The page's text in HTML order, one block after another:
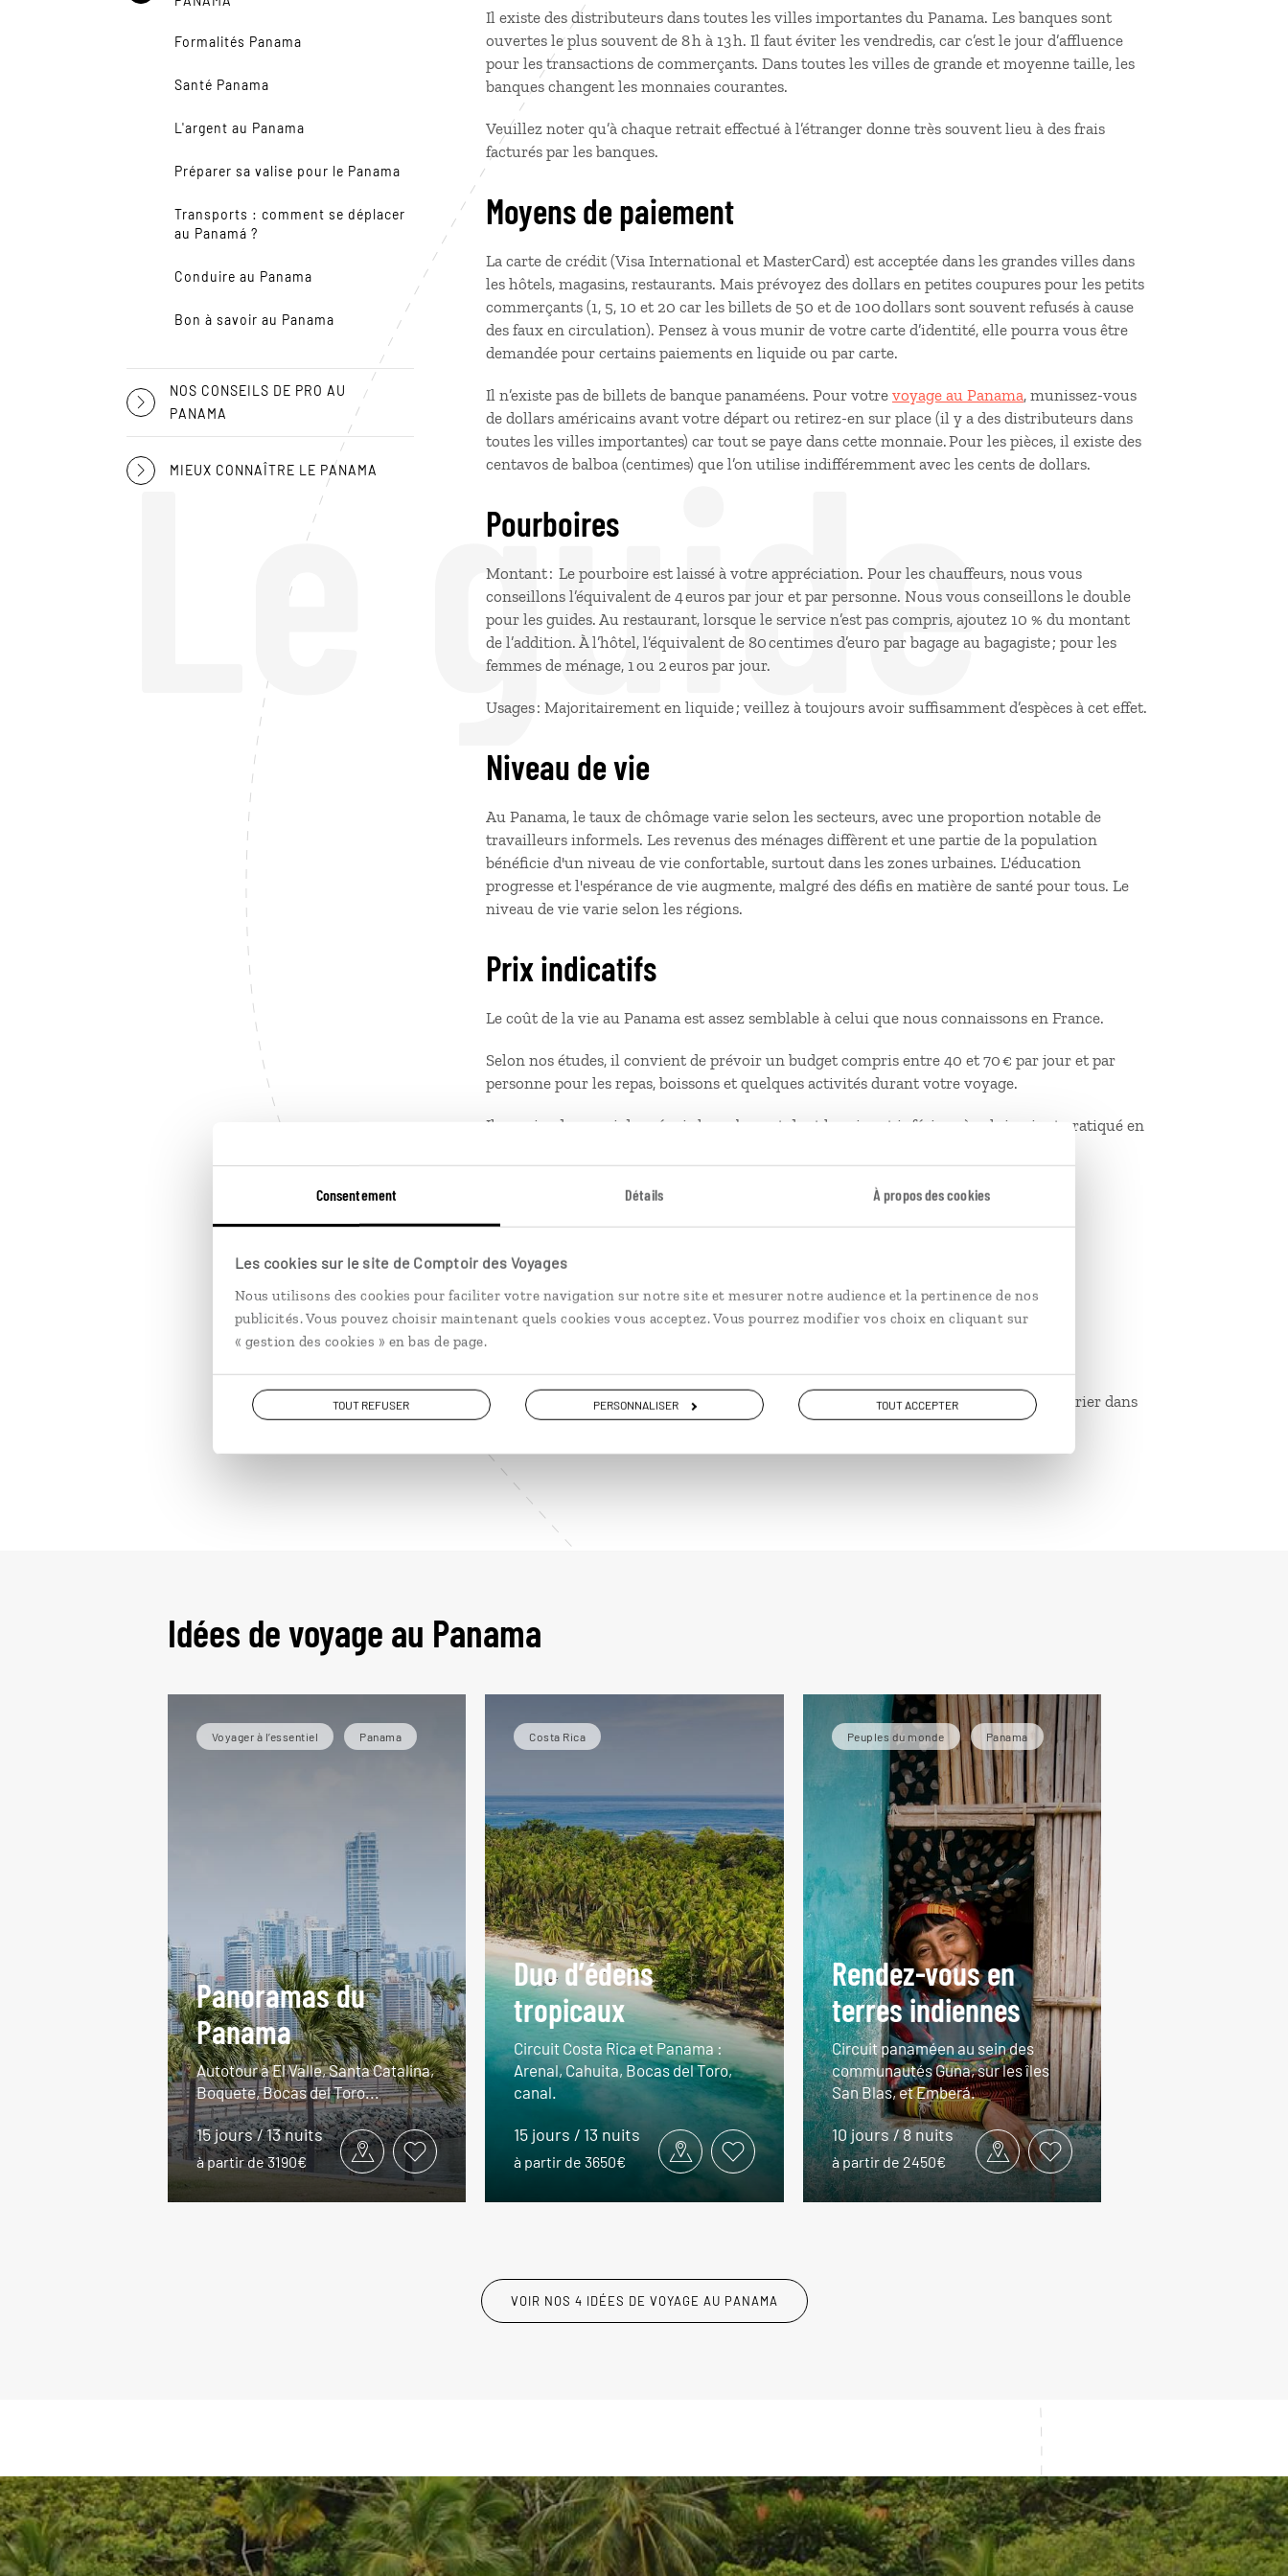
Consentement Détails À propos des cookies
Les cookies sur le site de Comptoir des Voyages
Nous utilisons des cookies pour faciliter votre navigation sur notre site et mesurer notre audience et la pertinence de nos
publicités. Vous pouvez choisir maintenant quels cookies vous acceptez. Vous pourrez modifier vos choix en cliquant sur
« gestion des cookies » en bas de page.
TOUT REFUSER PERSONNALISER TOUT ACCEPTER
Le guide
Formalités Panama
Santé Panama
L'argent au Panama
Préparer sa valise pour le Panama
Transports : comment se déplacer
au Panamá ?
Conduire au Panama
Bon à savoir au Panama
NOS CONSEILS DE PRO AU
PANAMA
MIEUX CONNAÎTRE LE PANAMA
Il existe des distributeurs dans toutes les villes importantes du Panama. Les banques sont
ouvertes le plus souvent de 8 h à 13 h. Il faut éviter les vendredis, car c’est le jour d’affluence
pour les transactions de commerçants. Dans toutes les villes de grande et moyenne taille, les
banques changent les monnaies courantes.
Veuillez noter qu’à chaque retrait effectué à l’étranger donne très souvent lieu à des frais
facturés par les banques.
Moyens de paiement
La carte de crédit (Visa International et MasterCard) est acceptée dans les grandes villes dans
les hôtels, magasins, restaurants. Mais prévoyez des dollars en petites coupures pour les petits
commerçants (1, 5, 10 et 20 car les billets de 50 et de 100 dollars sont souvent refusés à cause
des faux en circulation). Pensez à vous munir de votre carte d’identité, elle pourra vous être
demandée pour certains paiements en liquide ou par carte.
Il n’existe pas de billets de banque panaméens. Pour votre voyage au Panama, munissez-vous
de dollars américains avant votre départ ou retirez-en sur place (il y a des distributeurs dans
toutes les villes importantes) car tout se paye dans cette monnaie. Pour les pièces, il existe des
centavos de balboa (centimes) que l’on utilise indifféremment avec les cents de dollars.
Pourboires
Montant : Le pourboire est laissé à votre appréciation. Pour les chauffeurs, nous vous
conseillons l’équivalent de 4 euros par jour et par personne. Nous vous conseillons le double
pour les guides. Au restaurant, lorsque le service n’est pas compris, ajoutez 10 % du montant
de l’addition. À l’hôtel, l’équivalent de 80 centimes d’euro par bagage au bagagiste ; pour les
femmes de ménage, 1 ou 2 euros par jour.
Usages : Majoritairement en liquide ; veillez à toujours avoir suffisamment d’espèces à cet effet.
Niveau de vie
Au Panama, le taux de chômage varie selon les secteurs, avec une proportion notable de
travailleurs informels. Les revenus des ménages diffèrent et une partie de la population
bénéficie d'un niveau de vie confortable, surtout dans les zones urbaines. L'éducation
progresse et l'espérance de vie augmente, malgré des défis en matière de santé pour tous. Le
niveau de vie varie selon les régions.
Prix indicatifs
Le coût de la vie au Panama est assez semblable à celui que nous connaissons en France.
Selon nos études, il convient de prévoir un budget compris entre 40 et 70 € par jour et par
personne pour les repas, boissons et quelques activités durant votre voyage.
Il conviendra aussi de prévoir le carburant dont le prix est inférieur à celui qui est pratiqué en
1 dîner au restaurant (entrée-plat ou plat-dessert) : ≈ 25 USD
1 menu street/fast-food : ≈ 8 USD
1 bière au bar : ≈ 2,50 USD
Ces montants – constatés sur place à l’automne 2023 – sont indicatifs et peuvent varier dans
le temps ou d’une région à l’autre.
Idées de voyage au Panama
Voyager à l’essentiel Panama
Panoramas du
Panama
Autotour à El Valle, Santa Catalina,
Boquete, Bocas del Toro...
15 jours / 13 nuits
à partir de 3190€
Costa Rica
Duo d’édens
tropicaux
Circuit Costa Rica et Panama :
Arenal, Cahuita, Bocas del Toro,
canal.
15 jours / 13 nuits
à partir de 3650€
Peuples du monde Panama
Rendez-vous en
terres indiennes
Circuit panaméen au sein des
communautés Guna, sur les îles
San Blas, et Emberá.
10 jours / 8 nuits
à partir de 2450€
VOIR NOS 4 IDÉES DE VOYAGE AU PANAMA